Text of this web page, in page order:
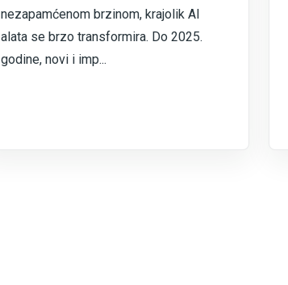
nezapamćenom brzinom, krajolik AI
alata se brzo transformira. Do 2025.
godine, novi i imp...